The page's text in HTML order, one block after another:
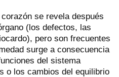
se revela después
(los defectos, las
pero son frecuentes
surge a consecuencia
del sistema
o los cambios del equilibrio